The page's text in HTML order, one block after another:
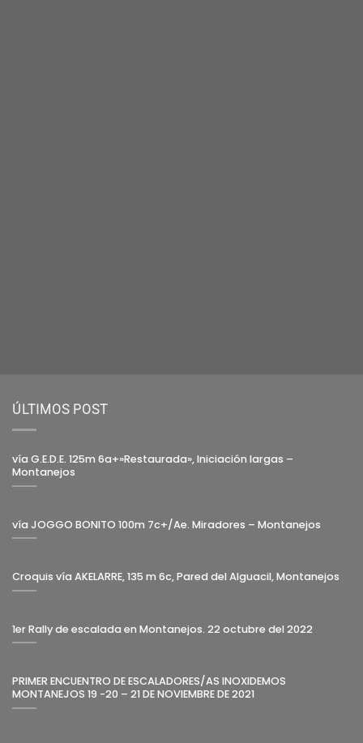
ÚLTIMOS POST
vía G.E.D.E. 125m 6a+»Restaurada», Iniciación largas –
Montanejos
vía JOGGO BONITO 100m 7c+/Ae. Miradores – Montanejos
Croquis vía AKELARRE, 135 m 6c, Pared del Alguacil, Montanejos
1er Rally de escalada en Montanejos. 22 octubre del 2022
PRIMER ENCUENTRO DE ESCALADORES/AS INOXIDEMOS
MONTANEJOS 19 -20 – 21 DE NOVIEMBRE DE 2021